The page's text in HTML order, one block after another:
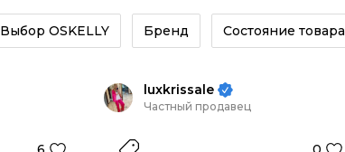
Выбор OSKELLY Бренд Состояние товара
luxkrissale
Частный продавец